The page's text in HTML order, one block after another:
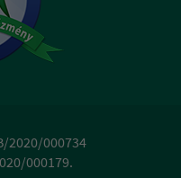
2020/000734
000179.